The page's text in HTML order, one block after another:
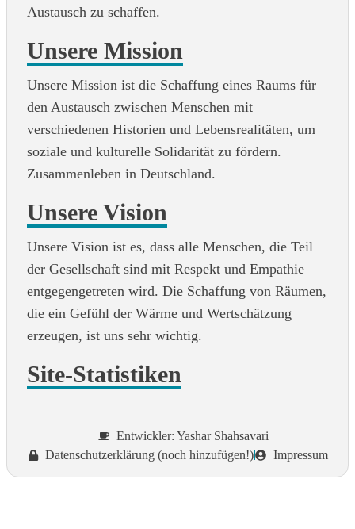
Austausch zu schaffen.
Unsere Mission
Unsere Mission ist die Schaffung eines Raums für
den Austausch zwischen Menschen mit
verschiedenen Historien und Lebensrealitäten, um
soziale und kulturelle Solidarität zu fördern.
Zusammenleben in Deutschland.
Unsere Vision
Unsere Vision ist es, dass alle Menschen, die Teil
der Gesellschaft sind mit Respekt und Empathie
entgegengetreten wird. Die Schaffung von Räumen,
die ein Gefühl der Wärme und Wertschätzung
erzeugen, ist uns sehr wichtig.
Site-Statistiken
Entwickler: Yashar Shahsavari
Datenschutzerklärung (noch hinzufügen!)
Impressum